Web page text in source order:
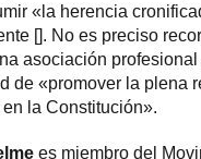
«la herencia
[]. No es preciso
asociación
de «promover la plena
la Constitución».
es miembro del